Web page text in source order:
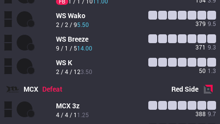
WSWako
2 / 2 / 95.50 379 9.5
WS Breeze
9 / 1 / 514.00 371 9.3
WS K
2 / 4 / 123.50 50 1.3
MCX Defeat RedSide
MCX3z
4 / 4 / 1 1.25 388 9.7